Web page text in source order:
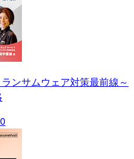
ンサムウェア対策最前線～